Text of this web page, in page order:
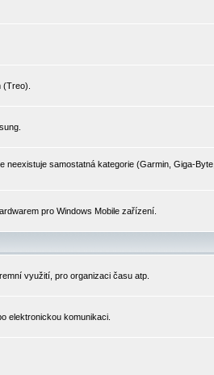
samostatná kategorie (Garmin, Giga-Byte,
pro Windows Mobile zařízení.
využití, pro organizaci času atp.
elektronickou komunikaci.